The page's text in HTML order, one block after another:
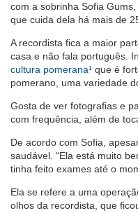
com a sobrinha Sofia Gums,
que cuida dela há mais de
A recordista fica a maior
casa e não fala português.
cultura pomerana¹ que é
pomerano, uma variedade
Gosta de ver fotografias e
com frequência, além de
De acordo com Sofia,
saudável. “Ela está muito
tinha feito exames até o
Ela se refere a uma
olhos da recordista, que